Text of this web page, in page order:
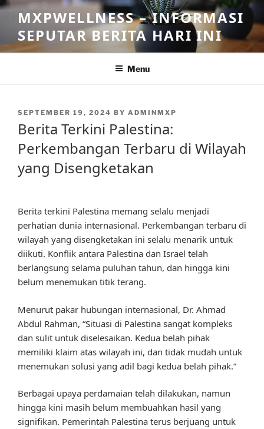
Skip
content
MXPWELLNESS – INFORMASI
SEPUTAR BERITA HARI INI
Menu
POSTED
SEPTEMBER 19, 2024 BY ADMINMXP
Berita Terkini Palestina:
Perkembangan Terbaru di Wilayah
yang Disengketakan
Berita terkini Palestina memang selalu menjadi
perhatian dunia internasional. Perkembangan terbaru di
wilayah yang disengketakan ini selalu menarik untuk
diikuti. Konflik antara Palestina dan Israel telah
berlangsung selama puluhan tahun, dan hingga kini
belum menemukan titik terang.
Menurut pakar hubungan internasional, Dr. Ahmad
Abdul Rahman, “Situasi di Palestina sangat kompleks
dan sulit untuk diselesaikan. Kedua belah pihak
memiliki klaim atas wilayah ini, dan tidak mudah untuk
menemukan solusi yang adil bagi kedua belah pihak.”
Berbagai upaya perdamaian telah dilakukan, namun
hingga kini masih belum membuahkan hasil yang
signifikan. Pemerintah Palestina terus berjuang untuk